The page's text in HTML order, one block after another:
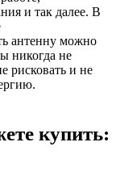
и так далее. В
антенну можно
никогда не
рисковать и не
купить: